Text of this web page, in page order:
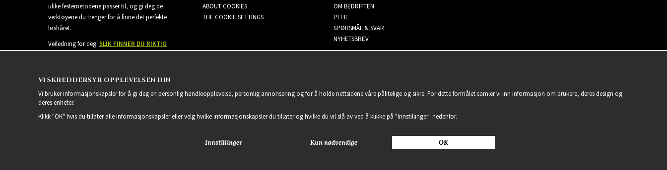
ulike festemetodene passer til, og gi deg de
verktøyene du trenger for å finne det perfekte
løshåret.
Veiledning for deg: SLIK FINNER DU RIKTIG
ABOUT COOKIES
THE COOKIE SETTINGS
OM BEDRIFTEN
PLEIE
SPØRSMÅL & SVAR
NYHETSBREV
2021 Delightful Hair
VI SKREDDERSYR OPPLEVELSEN DIN
Vi bruker informasjonskapsler for å gi deg en personlig handleopplevelse, personlig annonsering og for å holde nettsidene våre pålitelige og sikre. For dette formålet samler vi inn informasjon om brukere, deres design og
deres enheter.
Klikk "OK" hvis du tillater alle informasjonskapsler eller velg hvilke informasjonskapsler du tillater og hvilke du vil slå av ved å klikke på "Innstillinger" nedenfor.
Innstillinger Kun nødvendige OK